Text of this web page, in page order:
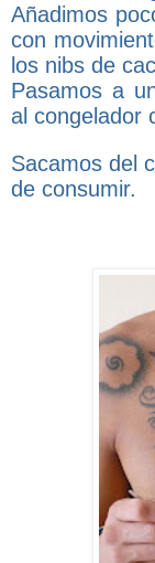
Añadimos
con
los nibs de
Pasamos a
al congelador
Sacamos del
de consumir.